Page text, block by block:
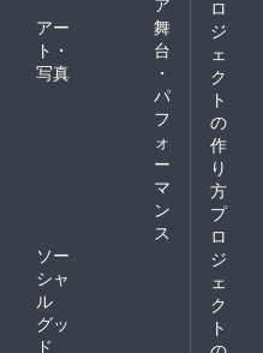
アー
ト・
写真
舞
台
・
パ
フ
ォ
ー
マ
ン
ス
ソー
シャ
ル
グッ
ド
ロ
ジ
ェ
ク
ト
の
作
り
方
プ
ロ
ジ
ェ
ク
ト